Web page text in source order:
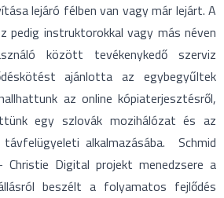
lejáró félben van vagy már lejárt. A
pedig instruktorokkal vagy más néven
között tevékenykedő szerviz
ajánlotta az egybegyűltek
az online kópiaterjesztésről,
egy szlovák mozihálózat és az
alkalmazásába. Schmid
Digital projekt menedzsere a
beszélt a folyamatos fejlődés